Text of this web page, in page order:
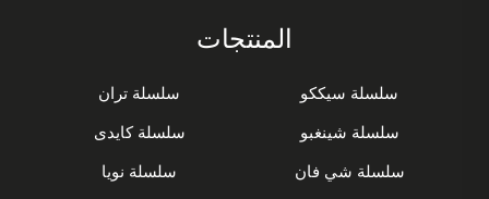
المنتجات
سلسلة سيككو
سلسلة تران
سلسلة شينغبو
سلسلة كايدى
سلسلة شي فان
سلسلة نويا